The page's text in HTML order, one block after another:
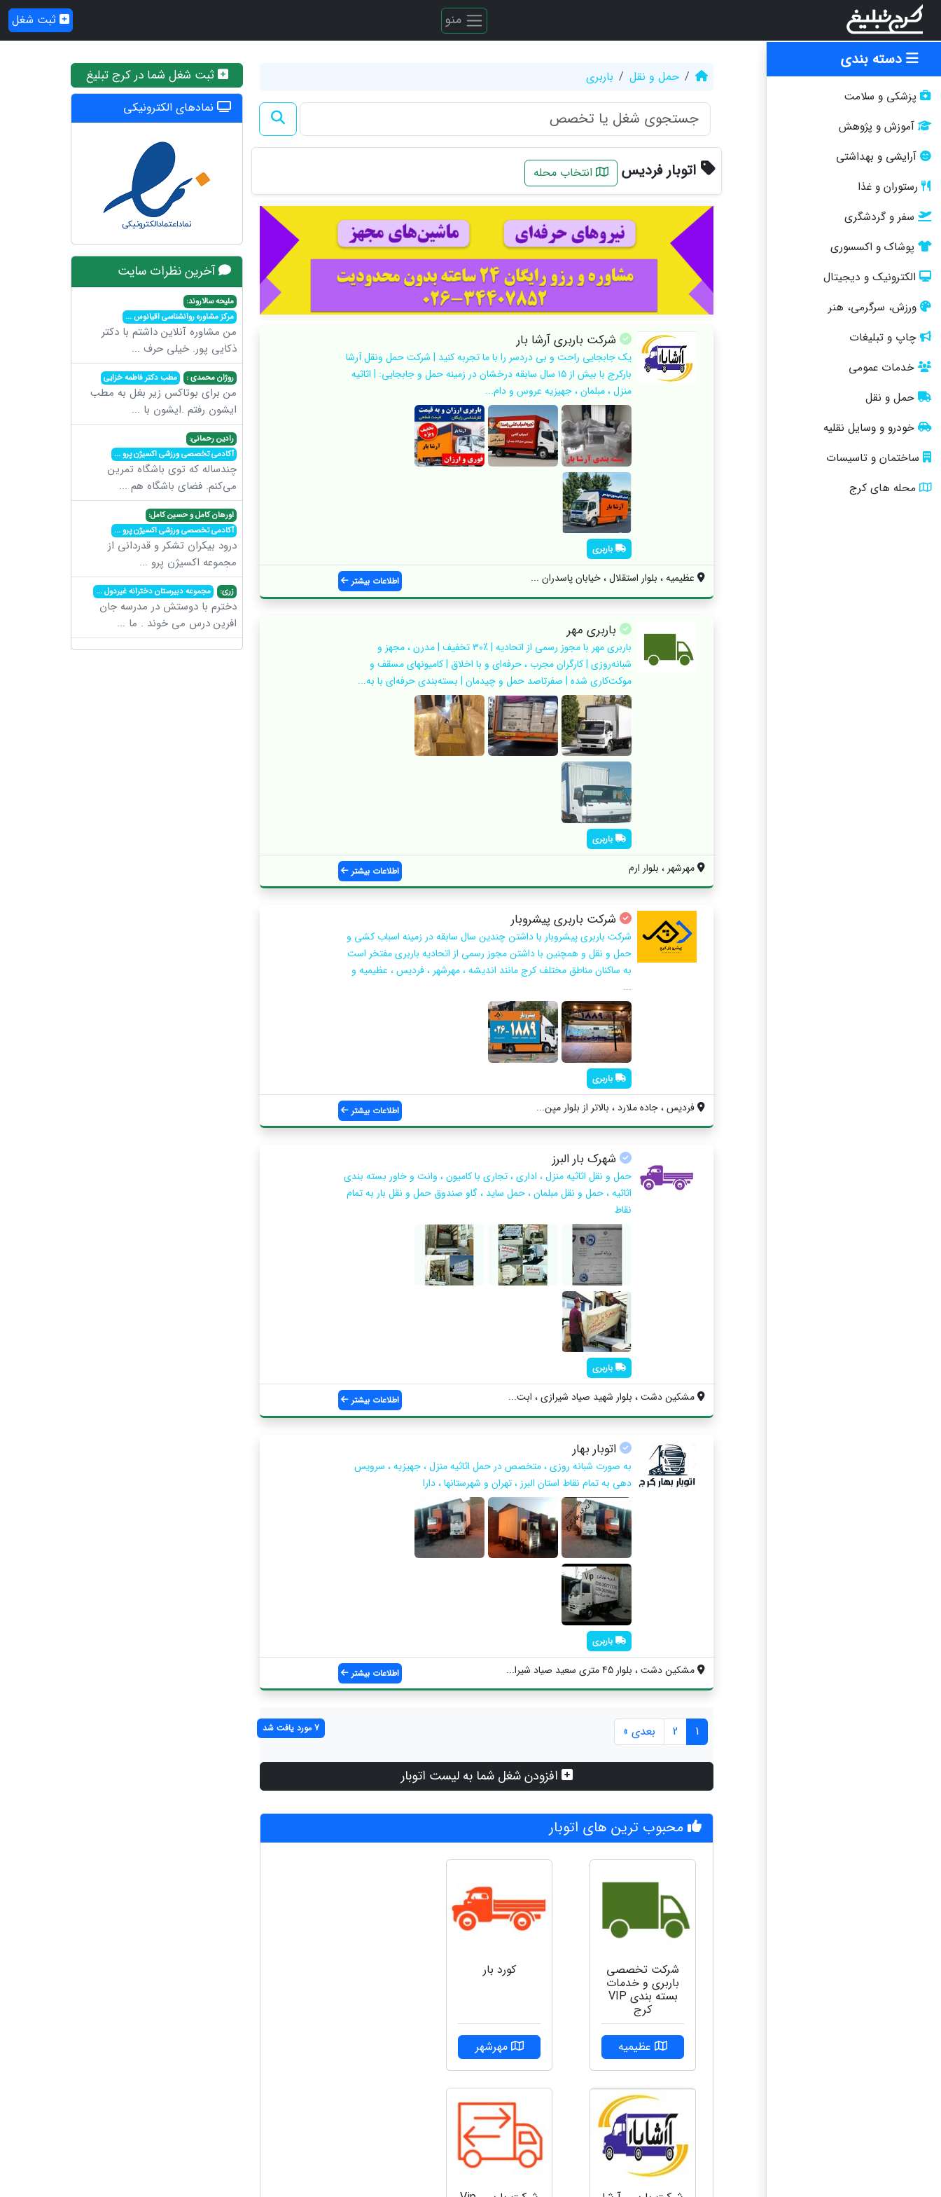
منو ثبت شغل
دسته بندی
پزشکی و سلامت
آموزش و پژوهش
آرایشی و بهداشتی
رستوران و غذا
سفر و گردشگری
پوشاک و اکسسوری
الکترونیک و دیجیتال
ورزش، سرگرمی، هنر
چاپ و تبلیغات
خدمات عمومی
حمل و نقل
خودرو و وسایل نقلیه
ساختمان و تاسیسات
محله های کرج
حمل و نقل باربری
اتوبار فردیس انتخاب محله
شرکت باربری آرشا بار
یک جابجایی راحت و بی دردسر را با ما تجربه کنید | شرکت حمل ونقل آرشا
بارکرج با بیش از ۱۵ سال سابقه درخشان در زمینه حمل و جابجایی: | اثاثیه
منزل ، مبلمان ، جهیزیه عروس و دام...
باربری
عظیمیه ، بلوار استقلال ، خیابان پاسدران ... اطلاعات بیشتر
باربری مهر
باربری مهر با مجوز رسمی از اتحادیه | ٪۳۰ تخفیف | مدرن ، مجهز و
شبانه‌روزی | کارگران مجرب ، حرفه‌ای و با اخلاق | کامیونهای مسقف و
موکت‌کاری شده | صفرتاصد حمل و چیدمان | بسته‌بندی حرفه‌ای با به...
باربری
مهرشهر ، بلوار ارم اطلاعات بیشتر
شرکت باربری پیشروبار
شرکت باربری پیشروبار با داشتن چندین سال سابقه در زمینه اسباب کشی و
حمل و نقل و همچنین با داشتن مجوز رسمی از اتحادیه باربری مفتخر است
به ساکنان مناطق مختلف کرج مانند اندیشه ، مهرشهر ، فردیس ، عظیمیه و
...
باربری
فردیس ، جاده ملارد ، بالاتر از بلوار مپن... اطلاعات بیشتر
شهرک بار البرز
حمل و نقل اثاثیه منزل ، اداری ، تجاری با کامیون ، وانت و خاور بسته بندی
اثاثیه ، حمل و نقل مبلمان ، حمل ساید ، گاو صندوق حمل و نقل بار به تمام
نقاط
باربری
مشکین دشت ، بلوار شهید صیاد شیرازی ، ابت... اطلاعات بیشتر
اتوبار بهار
به صورت شبانه روزی ، متخصص در حمل اثاثیه منزل ، جهیزیه ، سرویس
دهی به تمام نقاط استان البرز ، تهران و شهرستانها ، دارا
باربری
مشکین دشت ، بلوار 45 متری سعید صیاد شیرا... اطلاعات بیشتر
1
2 بعدی » 7 مورد یافت شد
افزودن شغل شما به لیست اتوبار
محبوب ترین های اتوبار
شرکت تخصصی
باربری و خدمات
بسته بندی VIP
کرج
عظیمیه
کورد بار
مهرشهر
ثبت شغل شما در کرج تبلیغ
نمادهای الکترونیکی
آخرین نظرات سایت
ملیحه سالاروند:
مرکز مشاوره روانشناسی اقیانوس...
من مشاوره آنلاین داشتم با دکتر
ذکایی پور. خیلی حرف ...
روژان محمدی : مطب دکتر فاطمه خزایی
من برای بوتاکس زیر بغل به مطب
ایشون رفتم .ایشون با ...
رادین رحمانی:
آکادمی تخصصی ورزشی اکسیژن پرو...
چندساله که توی باشگاه تمرین
می‌کنم. فضای باشگاه هم ...
اورهان کامل و حسین کامل:
آکادمی تخصصی ورزشی اکسیژن پرو...
درود بیکران تشکر و قدردانی از
مجموعه اکسیژن پرو ...
زری: مجموعه دبیرستان دخترانه غیردول...
دخترم با دوستش در مدرسه جان
افرین درس می خوند . ما ...